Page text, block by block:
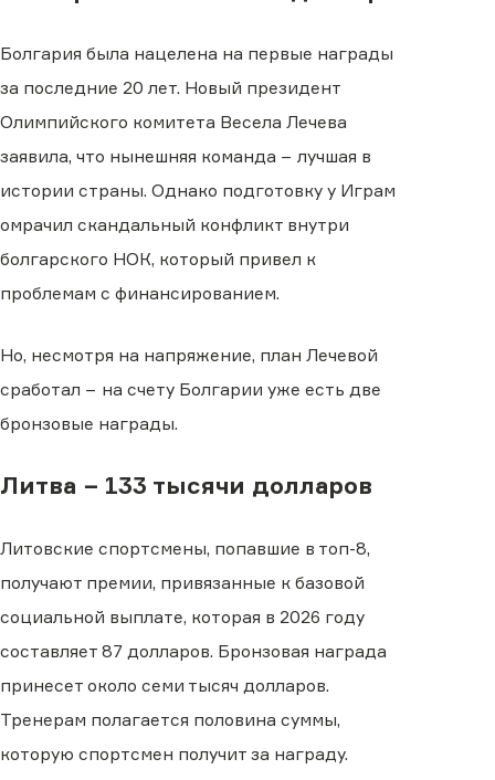
Болгария была нацелена на первые награды
за последние 20 лет. Новый президент
Олимпийского комитета Весела Лечева
заявила, что нынешняя команда − лучшая в
истории страны. Однако подготовку у Играм
омрачил скандальный конфликт внутри
болгарского НОК, который привел к
проблемам с финансированием.
Но, несмотря на напряжение, план Лечевой
сработал − на счету Болгарии уже есть две
бронзовые награды.
Литва − 133 тысячи долларов
Литовские спортсмены, попавшие в топ-8,
получают премии, привязанные к базовой
социальной выплате, которая в 2026 году
составляет 87 долларов. Бронзовая награда
принесет около семи тысяч долларов.
Тренерам полагается половина суммы,
которую спортсмен получит за награду.